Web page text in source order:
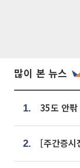
많이 본 뉴스
1.
2.